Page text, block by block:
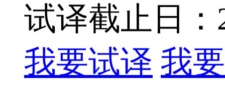
试译截止日：
我要试译 我